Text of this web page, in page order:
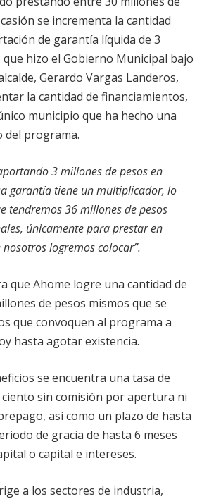
se incrementa la cantidad
de garantía líquida de 3
que hizo el Gobierno Municipal bajo
Gerardo Vargas Landeros,
la cantidad de financiamientos,
municipio que ha hecho una
programa.
3 millones de pesos en
garantía tiene un multiplicador, lo
tendremos 36 millones de pesos
únicamente para prestar en
logremos colocar”.
que Ahome logre una cantidad de
de pesos mismos que se
que convoquen al programa a
hasta agotar existencia.
se encuentra una tasa de
sin comisión por apertura ni
así como un plazo de hasta
de gracia de hasta 6 meses
o capital e intereses.
a los sectores de industria,